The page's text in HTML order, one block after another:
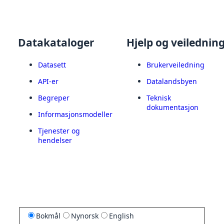
Datakataloger
Datasett
API-er
Begreper
Informasjonsmodeller
Tjenester og
hendelser
Hjelp og
Brukerveiledning
Datalandsbyen
Teknisk
dokumentasjon
Bokmål Nynorsk English